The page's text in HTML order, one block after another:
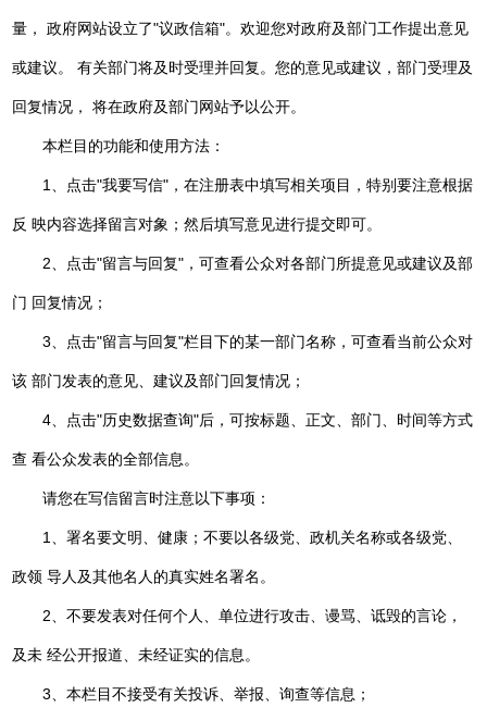
量， 政府网站设立了"议政信箱"。欢迎您对政府及部门工作提出意见
或建议。 有关部门将及时受理并回复。您的意见或建议，部门受理及
回复情况， 将在政府及部门网站予以公开。
本栏目的功能和使用方法：
1、点击"我要写信"，在注册表中填写相关项目，特别要注意根据
反 映内容选择留言对象；然后填写意见进行提交即可。
2、点击"留言与回复"，可查看公众对各部门所提意见或建议及部
门 回复情况；
3、点击"留言与回复"栏目下的某一部门名称，可查看当前公众对
该 部门发表的意见、建议及部门回复情况；
4、点击"历史数据查询"后，可按标题、正文、部门、时间等方式
查 看公众发表的全部信息。
请您在写信留言时注意以下事项：
1、署名要文明、健康；不要以各级党、政机关名称或各级党、
政领 导人及其他名人的真实姓名署名。
2、不要发表对任何个人、单位进行攻击、谩骂、诋毁的言论，
及未 经公开报道、未经证实的信息。
3、本栏目不接受有关投诉、举报、询查等信息；